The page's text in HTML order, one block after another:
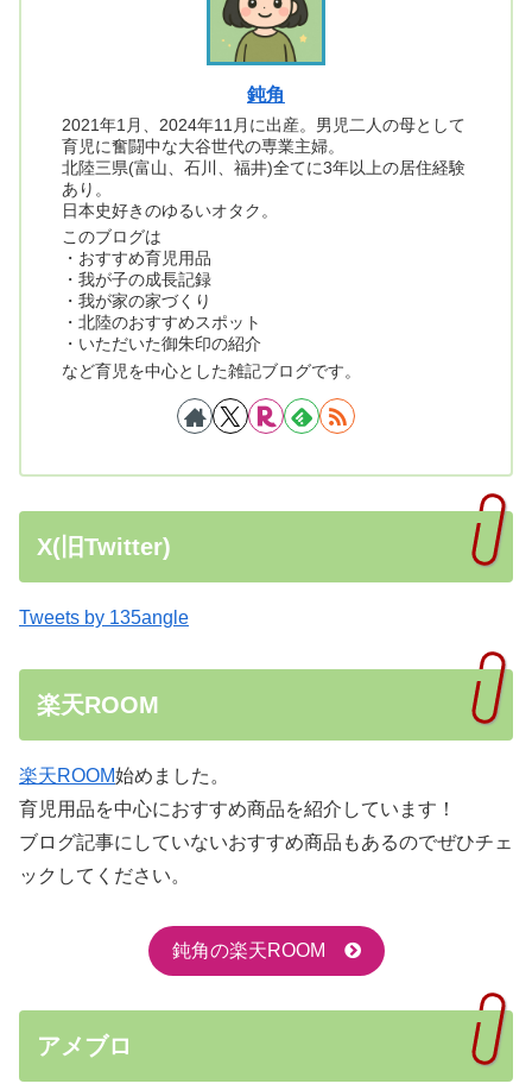
鈍角
2021年1月、2024年11月に出産。男児二人の母として
育児に奮闘中な大谷世代の専業主婦。
北陸三県(富山、石川、福井)全てに3年以上の居住経験
あり。
日本史好きのゆるいオタク。
このブログは
・おすすめ育児用品
・我が子の成長記録
・我が家の家づくり
・北陸のおすすめスポット
・いただいた御朱印の紹介
など育児を中心とした雑記ブログです。
X(旧Twitter)
Tweets by 135angle
楽天ROOM
楽天ROOM始めました。
育児用品を中心におすすめ商品を紹介しています！
ブログ記事にしていないおすすめ商品もあるのでぜひチェ
ックしてください。
鈍角の楽天ROOM
アメブロ